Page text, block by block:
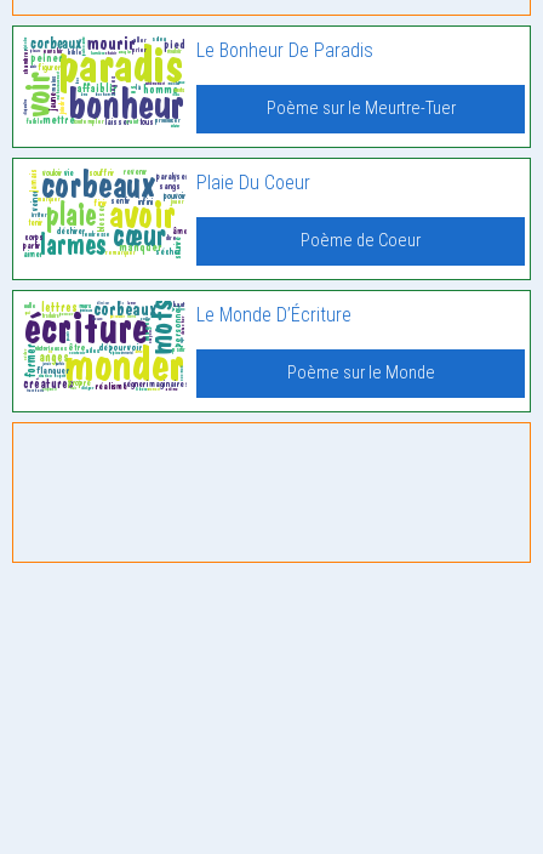
Le Bonheur De Paradis
Poème sur le Meurtre-Tuer
Plaie Du Coeur
Poème de Coeur
Le Monde D’Écriture
Poème sur le Monde